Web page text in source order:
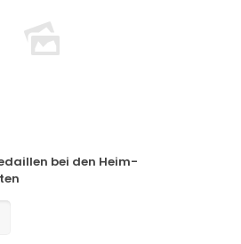
bei den Heim-